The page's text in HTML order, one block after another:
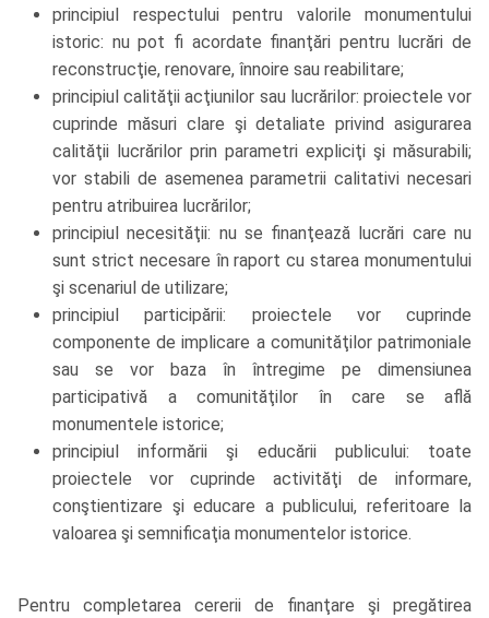
principiul respectului pentru valorile monumentului
istoric: nu pot fi acordate finanţări pentru lucrări de
reconstrucţie, renovare, înnoire sau reabilitare;
principiul calităţii acţiunilor sau lucrărilor: proiectele vor
cuprinde măsuri clare şi detaliate privind asigurarea
calităţii lucrărilor prin parametri expliciţi şi măsurabili;
vor stabili de asemenea parametrii calitativi necesari
pentru atribuirea lucrărilor;
principiul necesităţii: nu se finanţează lucrări care nu
sunt strict necesare în raport cu starea monumentului
şi scenariul de utilizare;
principiul participării: proiectele vor cuprinde
componente de implicare a comunităţilor patrimoniale
sau se vor baza în întregime pe dimensiunea
participativă a comunităţilor în care se află
monumentele istorice;
principiul informării şi educării publicului: toate
proiectele vor cuprinde activităţi de informare,
conştientizare şi educare a publicului, referitoare la
valoarea şi semnificaţia monumentelor istorice.
Pentru completarea cererii de finanţare şi pregătirea